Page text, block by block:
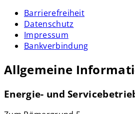
Barrierefreiheit
Datenschutz
Impressum
Bankverbindung
Allgemeine
Energie- und